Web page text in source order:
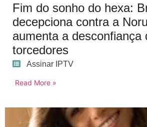
Fim do sonho do hexa:
decepciona contra a
aumenta a desconfiança
torcedores
Assinar IPTV
Read More »